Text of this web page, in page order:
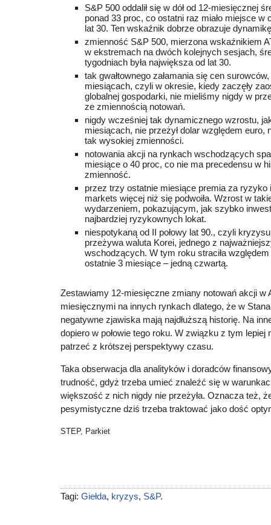
S&P 500 oddalił się w dół od 12-miesięcznej
ponad 33 proc, co ostatni raz miało miejsce w
lat 30. Ten wskaźnik dobrze obrazuje
zmienność S&P 500, mierzona wskaźnikiem
w ekstremach na dwóch kolejnych sesjach,
tygodniach była największa od lat 30.
tak gwałtownego załamania się cen
miesiącach, czyli w okresie, kiedy zaczęły
globalnej gospodarki, nie mieliśmy nigdy w
ze zmiennością notowań.
nigdy wcześniej tak dynamicznego wzrostu,
miesiącach, nie przeżył dolar względem euro,
tak wysokiej zmienności.
notowania akcji na rynkach wschodzących
miesiące o 40 proc, co nie ma precedensu w
zmienność.
przez trzy ostatnie miesiące premia za ryzyko
markets więcej niż się podwoiła. Wzrost w
wydarzeniem, pokazującym, jak szybko
najbardziej ryzykownych lokat.
niespotykaną od II połowy lat 90., czyli
przeżywa waluta Korei, jednego z
wschodzących. W tym roku straciła
ostatnie 3 miesiące – jedną czwartą.
Zestawiamy 12-miesięczne zmiany notowań akcji w
miesięcznymi na innych rynkach dlatego, że w
negatywne zjawiska mają najdłuższą historię. Na
dopiero w połowie tego roku. W związku z tym lepiej
patrzeć z krótszej perspektywy czasu.
Taka obserwacja dla analityków i doradców
trudność, gdyż trzeba umieć znaleźć się w
większość z nich nigdy nie przeżyła. Oznacza też,
pesymistyczne dziś trzeba traktować jako dość
STEP, Parkiet
Tagi: Giełda, kryzys, S&P.